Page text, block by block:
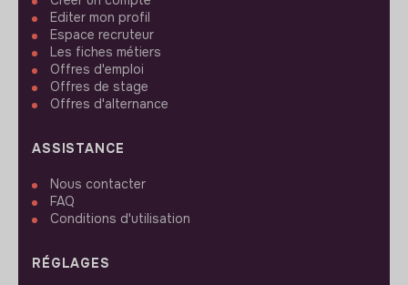
Editer mon profil
Espace recruteur
Les fiches métiers
Offres d'emploi
Offres de stage
Offres d'alternance
ASSISTANCE
Nous contacter
FAQ
Conditions d'utilisation
RÉGLAGES